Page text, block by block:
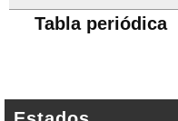
Tabla periódica